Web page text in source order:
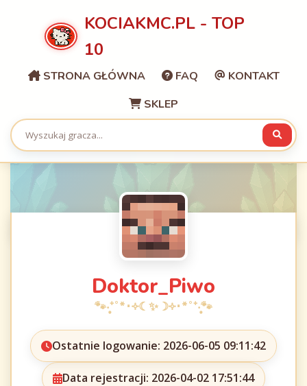
KOCIAKMC.PL - TOP
10
STRONA GŁÓWNA FAQ
KONTAKT
SKLEP
Doktor_Piwo
Ostatnie logowanie: 2026-06-05 09:11:42
Data rejestracji: 2026-04-02 17:51:44